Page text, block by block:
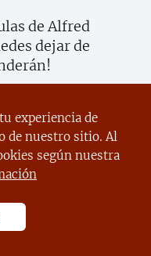
de Alfred
dejar de
experiencia de
de nuestro sitio. Al
según nuestra